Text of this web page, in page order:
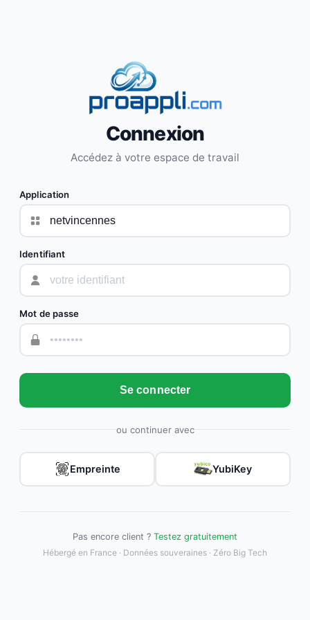
Connexion
Accédez à votre espace de travail
Application
Identifiant
Mot de passe
Se connecter
ou continuer avec
Empreinte YubiKey
Pas encore client ? Testez gratuitement
Hébergé en France · Données souveraines · Zéro Big Tech